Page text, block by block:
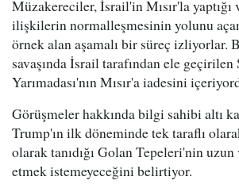
Müzakereciler, İsrail'in Mısır'la yaptığı
ilişkilerin normalleşmesinin yolunu
örnek alan aşamalı bir süreç izliyorlar.
savaşında İsrail tarafından ele geçirilen
Yarımadası'nın Mısır'a iadesini
Görüşmeler hakkında bilgi sahibi altı
Trump'ın ilk döneminde tek taraflı
olarak tanıdığı Golan Tepeleri'nin
etmek istemeyeceğini belirtiyor.